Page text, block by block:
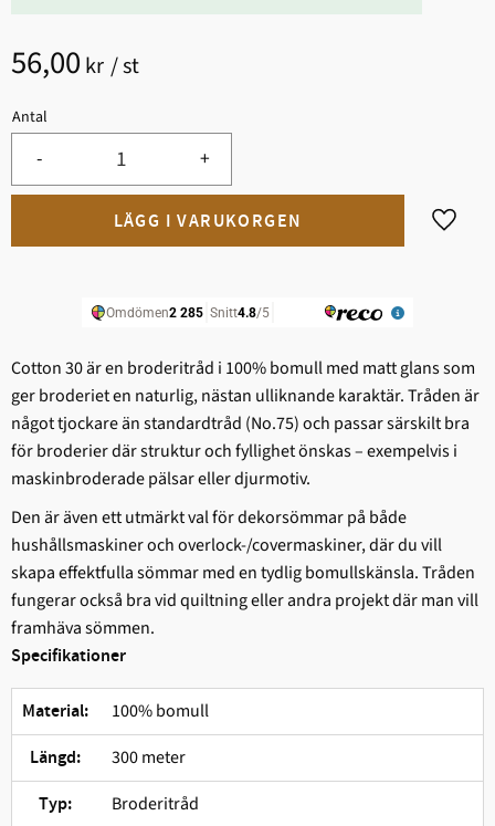
56,00 kr /st
Antal
+
-
Lägg
Cotton 30 är en broderitråd i 100% bomull med matt glans som
ger broderiet en naturlig, nästan ulliknande karaktär. Tråden är
något tjockare än standardtråd (No.75) och passar särskilt bra
för broderier där struktur och fyllighet önskas – exempelvis i
maskinbroderade pälsar eller djurmotiv.
Den är även ett utmärkt val för dekorsömmar på både
hushållsmaskiner och overlock-/covermaskiner, där du vill
skapa effektfulla sömmar med en tydlig bomullskänsla. Tråden
fungerar också bra vid quiltning eller andra projekt där man vill
framhäva sömmen.
Specifikationer
Material: 100% bomull
Längd: 300 meter
Typ: Broderitråd